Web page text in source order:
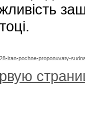
iran-pochne-proponuvaty-